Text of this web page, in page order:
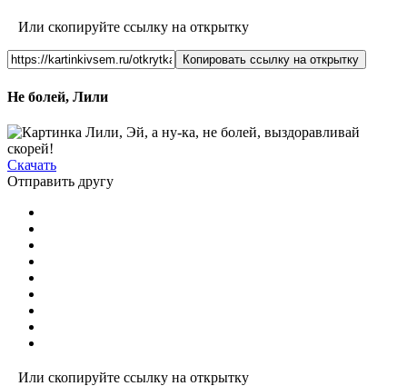
Или скопируйте ссылку на открытку
Копировать ссылку на открытку
Не болей, Лили
Скачать
Отправить другу
Или скопируйте ссылку на открытку